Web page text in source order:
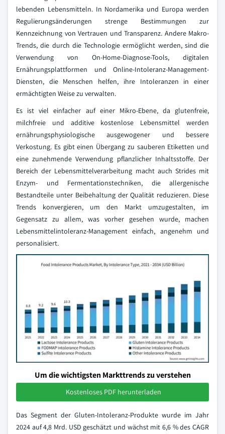
lebenden Lebensmitteln. In Nordamerika und Europa werden
Regulierungsänderungen strenge Bestimmungen zur
Kennzeichnung von Vertrauen und Transparenz. Andere Makro-
Trends, die durch die Technologie ermöglicht werden, sind die
Verwendung von On-Home-Diagnose-Tools, digitalen
Ernährungsplattformen und Online-Intoleranz-Management-
Diensten, die Menschen helfen, ihre Intoleranzen in einer
ermächtigten Weise zu verwalten.
Es ist viel einfacher auf einer Mikro-Ebene, da glutenfreie,
milchfreie und additive kostenlose Lebensmittel werden
ernährungsphysiologische ausgewogener und bessere
Verkostung. Es gibt einen Übergang zu sauberen Etiketten und
eine zunehmende Verwendung pflanzlicher Inhaltsstoffe. Der
Bereich der Lebensmittelverarbeitung macht auch Strides mit
Enzym- und Fermentationstechniken, die allergenische
Bestandteile unter Beibehaltung der Qualität reduzieren. Diese
Trends konvergieren, um den Markt umzugestalten, im
Gegensatz zu allem, was vorher gesehen wurde, machen
Lebensmittelintoleranz-Management einfach, angenehm und
personalisiert.
Um die wichtigsten Markttrends zu verstehen
Kostenloses PDF herunterladen
Das Segment der Gluten-Intoleranz-Produkte wurde im Jahr
2024 auf 4,8 Mrd. USD geschätzt und wächst mit 6,6 % des CAGR